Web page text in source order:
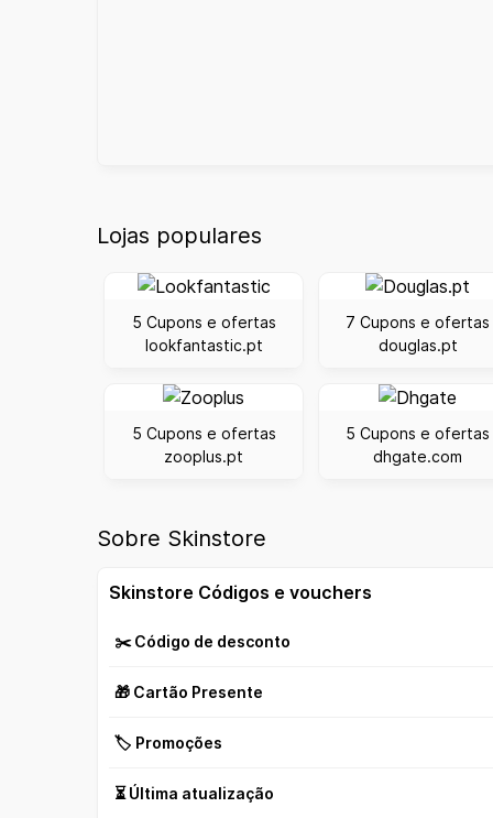
Lojas populares
5 Cupons e ofertas
lookfantastic.pt
7 Cupons e ofertas
douglas.pt
5 Cupons e ofertas
zooplus.pt
5 Cupons e ofertas
dhgate.com
Sobre Skinstore
Skinstore Códigos e vouchers
✂️ Código de desconto
🎁 Cartão Presente
🏷️ Promoções
⏳ Última atualização